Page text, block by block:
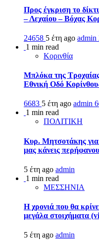
Προς έγκριση το
– Λεχαίου – Βόχας
24658 5 έτη ago admin
1 min read
Κορινθία
Μπλόκα της
Εθνική Οδό
6683 5 έτη ago admin
1 min read
ΠΟΛΙΤΙΚΗ
Κυρ. Μητσοτάκης για
μας κάνεις
5 έτη ago admin
1 min read
ΜΕΣΣΗΝΙΑ
Η χρονιά που θα
μεγάλα στοιχήματα
5 έτη ago admin